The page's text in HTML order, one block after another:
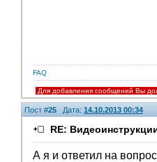
FAQ
Для добавления сообщений Вы
Пост #25 Дата: 14.10.2013 00:34
RE:
А я и ответил на